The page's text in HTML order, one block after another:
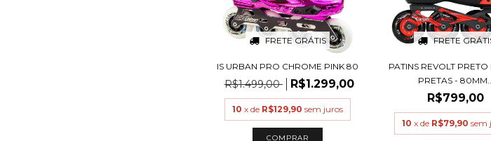
FRETE GRÁTIS
IS URBAN PRO CHROME PINK 80
R$1.499,00 R$1.299,00
10 x de R$129,90 sem juros
COMPRAR
FRETE
PATINS REVOLT
PRETAS -
R$799,00
10 x de R$79,90 sem